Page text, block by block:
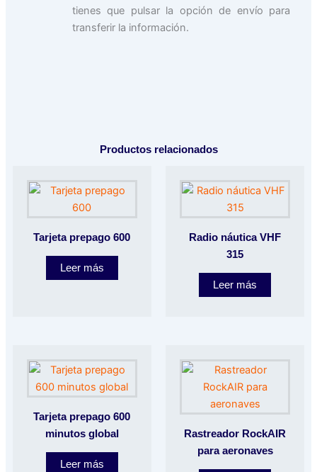
tienes que pulsar la opción de envío para
transferir la información.
Productos relacionados
Tarjeta prepago 600
Leer más
Radio náutica VHF
315
Leer más
Tarjeta prepago 600
minutos global
Leer más
Rastreador RockAIR
para aeronaves